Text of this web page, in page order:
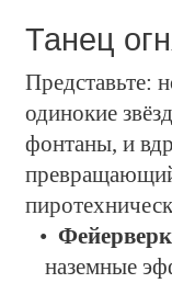
Танец
Представьте:
одинокие
фонтаны, и
наземные